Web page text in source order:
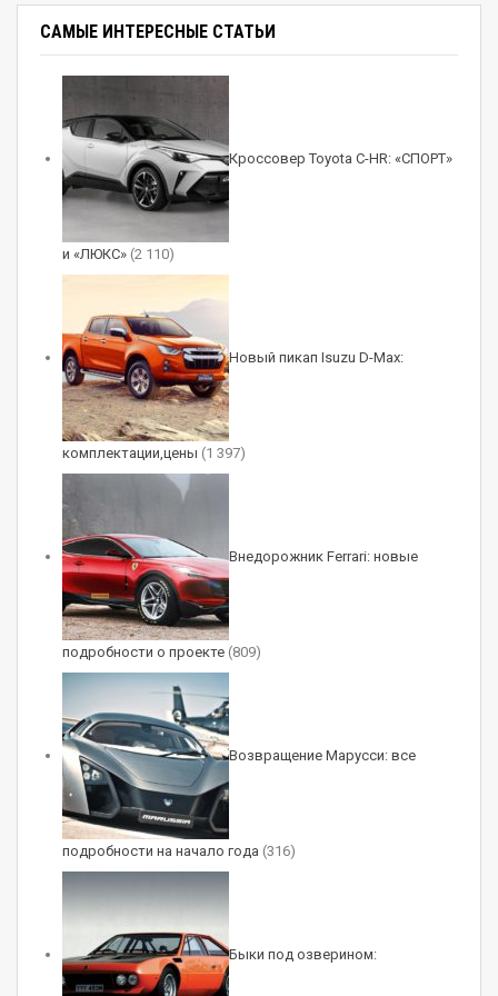
Chevrolet Sonic RS
1 / 5
Chevrolet Sonic RS
2 / 5
Chevrolet Sonic RS
3 / 5
Chevrolet Sonic RS
4 / 5
Chevrolet Sonic RS
5 / 5
САМЫЕ ИНТЕРЕСНЫЕ СТАТЬИ
Кроссовер Toyota C-HR: «СПОРТ»
и «ЛЮКС» (2 110)
Новый пикап Isuzu D-Max:
комплектации,цены (1 397)
Внедорожник Ferrari: новые
подробности о проекте (809)
Возвращение Марусси: все
подробности на начало года (316)
Быки под озверином: